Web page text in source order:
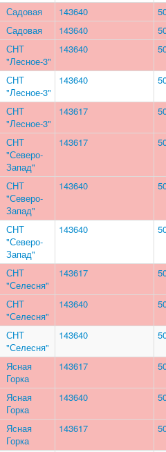
Садовая 143640
Садовая 143640
СНТ
"Лесное-3"
143640
СНТ
"Лесное-3"
143640
СНТ
"Лесное-3"
143617
СНТ
"Северо-
Запад"
143617
СНТ
"Северо-
Запад"
143640
СНТ
"Северо-
Запад"
143640
СНТ
"Селесня"
143617
СНТ
"Селесня"
143640
СНТ
"Селесня"
143640
Ясная
Горка
143617
Ясная
Горка
143640
Ясная
Горка
143617